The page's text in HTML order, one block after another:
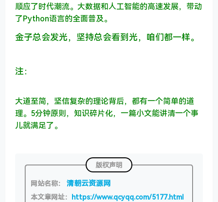
顺应了时代潮流。 大数据和人工智能的高速发展，带动
了Python语言的全面普及。
金子总会发光，坚持总会看到光，咱们都一样。
注：
大道至简，坚信复杂的理论背后，都有一个简单的道
理。 5分钟原则，知识碎片化，一篇小文能讲清一个事
儿就满足了。
版权声明
网站名称： 清朝云资源网
本文章网址： https://www.qcyqq.com/5177.html